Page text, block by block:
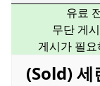
유료
무단 게
게시가 필요
(Sold) 세